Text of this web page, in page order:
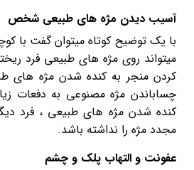
آسیب دیدن مژه های طبیعی شخص
با یک توضیح کوتاه میتوان گفت با
میتواند روی مژه های طبیعی فرد
کردن منجر به کنده شدن مژه های
چساباندن مژه مصنوعی به دفعات
کنده شدن مژه های طبیعی ، فرد
مجدد مژه را نداشته باشد.
عفونت و التهاب پلک و چشم